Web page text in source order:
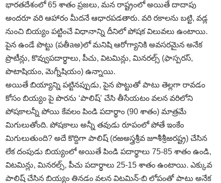
భారతదేశంలో 65 శాతం ప్రజలు, మన రాష్ట్రంలో అయితే దాదాపు
అందరూ వరి ఆహారం మీదనే ఆధారపడతారు. వరి రకాలను బట్టి, వడ్ల
నుంచి బియ్యం పట్టించే విధానాన్ని దీనిలో పోషక విలువలు ఉంటాయి.
పైన ఉండే పొట్టు (పతీaఅ)లో మనిషి ఆరోగ్యానికి అవసరమైన అనేక
ప్రొటీన్లు, కొవ్వుపదార్థాలు, పీచు, విటమిన్లు, మినరల్స్‌ (ఫాస్పరస్‌,
పొటాషియం, మెగ్నీషియం) ఉన్నాయి.
అయితే బియ్యాన్ని పట్టినప్పుడు, పైన పొట్టుతో పాటు తెల్లగా రావడం
కోసం బియ్యం పై పొరను ‘పాలిష్‌’ చేసి తీసేయటం వలన వరిలోని
పోషకాలన్నీ పోయి కేవలం పిండి పదార్థాం (90 శాతం) మాత్రమే
మిగులుతోంది. పోషకాలు అన్నీ తవుడు రూపంలో పోతే ఇంకేం
మిగులుతుంది? అదే కొద్దిగా పాలిష్‌ (రఱఅస్త్రశ్రీవ జూశీశ్రీఱరష్ట్ర) చేసిన
లేక దంపుడు బియ్యంలో అయితే పిండి పదార్థాలు 75-85 శాతం ఉండి,
విటమిన్లు, మినరల్స్‌, పీచు పదార్థాలు 25-15 శాతం ఉంటాయి. ఎక్కువ
పాలిష్‌ చేసిన బియ్యం తినడం వలన విటమిన్‌-బి లోపంతో పాటు అనేక